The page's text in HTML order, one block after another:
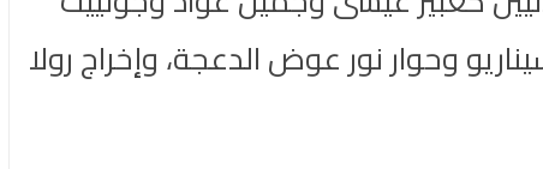
وحوار نور عوض الدعجة، وإخراج رولا